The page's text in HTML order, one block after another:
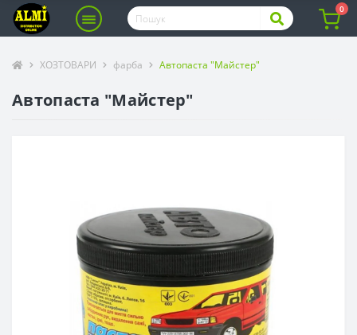
0
ХОЗТОВАРИ фарба Автопаста "Майстер"
Автопаста "Майстер"